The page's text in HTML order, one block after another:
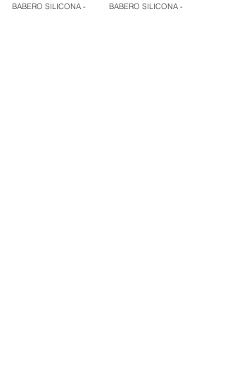
BABERO SILICONA -
BABERO SILICONA -